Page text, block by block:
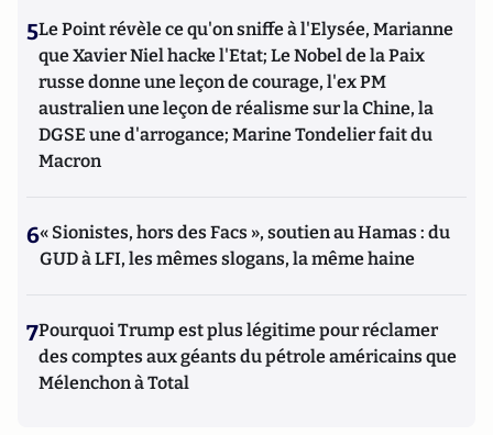
5Le Point révèle ce qu'on sniffe à l'Elysée, Marianne
que Xavier Niel hacke l'Etat; Le Nobel de la Paix
russe donne une leçon de courage, l'ex PM
australien une leçon de réalisme sur la Chine, la
DGSE une d'arrogance; Marine Tondelier fait du
Macron
6« Sionistes, hors des Facs », soutien au Hamas : du
GUD à LFI, les mêmes slogans, la même haine
7Pourquoi Trump est plus légitime pour réclamer
des comptes aux géants du pétrole américains que
Mélenchon à Total